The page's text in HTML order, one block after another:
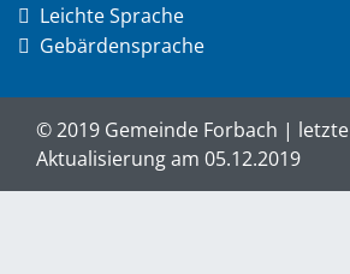
Leichte Sprache
Gebärdensprache
© 2019 Gemeinde Forbach | letzte
Aktualisierung am 05.12.2019